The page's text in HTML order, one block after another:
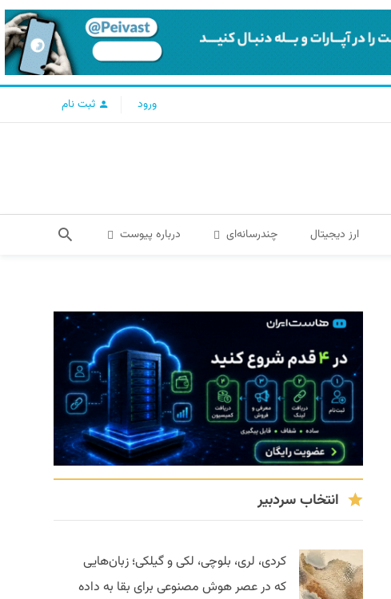
ورود ثبت نام
ارز دیجیتال چندرسانه‌ای درباره پیوست
انتخاب سردبیر
کردی، لری، بلوچی، لکی و گیلکی؛ زبان‌هایی
که در عصر هوش مصنوعی برای بقا به داده